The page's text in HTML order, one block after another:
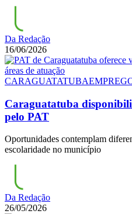
Da Redação
16/06/2026
CARAGUATATUBA
Caraguatatuba
pelo PAT
Oportunidades contemplam
escolaridade no município
Da Redação
26/05/2026